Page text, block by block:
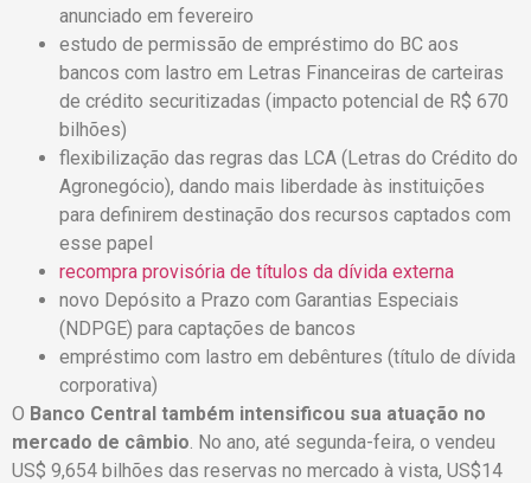
anunciado em fevereiro
estudo de permissão de empréstimo do BC aos
bancos com lastro em Letras Financeiras de carteiras
de crédito securitizadas (impacto potencial de R$ 670
bilhões)
flexibilização das regras das LCA (Letras do Crédito do
Agronegócio), dando mais liberdade às instituições
para definirem destinação dos recursos captados com
esse papel
recompra provisória de títulos da dívida externa
novo Depósito a Prazo com Garantias Especiais
(NDPGE) para captações de bancos
empréstimo com lastro em debêntures (título de dívida
corporativa)
O Banco Central também intensificou sua atuação no
mercado de câmbio . No ano, até segunda-feira, o vendeu
US$ 9,654 bilhões das reservas no mercado à vista, US$14